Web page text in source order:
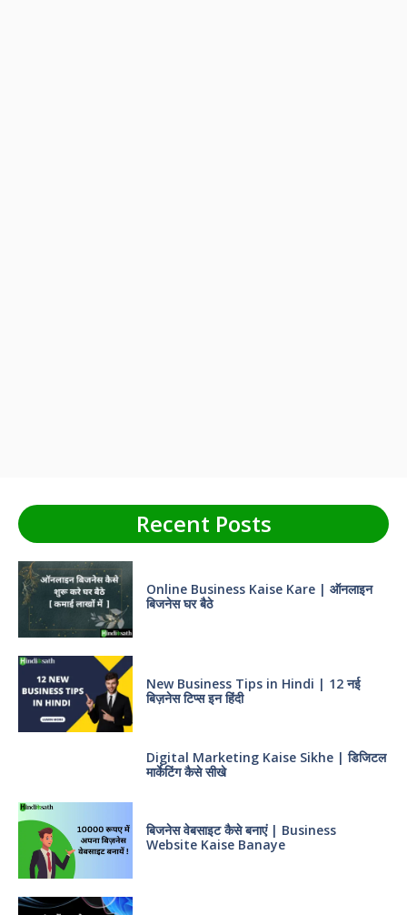
Recent Posts
Online Business Kaise Kare | ऑनलाइन
बिजनेस घर बैठे
New Business Tips in Hindi | 12 नई
बिज़नेस टिप्स इन हिंदी
Digital Marketing Kaise Sikhe | डिजिटल
मार्केटिंग कैसे सीखे
बिजनेस वेबसाइट कैसे बनाएं | Business
Website Kaise Banaye